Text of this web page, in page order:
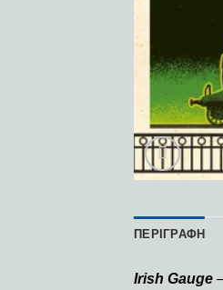
ΠΕΡΙΓΡΑΦΉ
Irish Gauge